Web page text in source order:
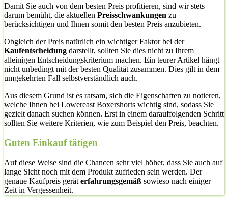
Damit Sie auch von dem besten Preis profitieren, sind wir stets
darum bemüht, die aktuellen Preisschwankungen zu
berücksichtigen und Ihnen somit den besten Preis anzubieten.
Obgleich der Preis natürlich ein wichtiger Faktor bei der
Kaufentscheidung darstellt, sollten Sie dies nicht zu Ihrem
alleinigen Entscheidungskriterium machen. Ein teurer Artikel hängt
nicht unbedingt mit der besten Qualität zusammen. Dies gilt in dem
umgekehrten Fall selbstverständlich auch.
Aus diesem Grund ist es ratsam, sich die Eigenschaften zu notieren,
welche Ihnen bei Lowereast Boxershorts wichtig sind, sodass Sie
gezielt danach suchen können. Erst in einem darauffolgenden Schritt
sollten Sie weitere Kriterien, wie zum Beispiel den Preis, beachten.
Guten Einkauf tätigen
Auf diese Weise sind die Chancen sehr viel höher, dass Sie auch auf
lange Sicht noch mit dem Produkt zufrieden sein werden. Der
genaue Kaufpreis gerät erfahrungsgemäß sowieso nach einiger
Zeit in Vergessenheit.